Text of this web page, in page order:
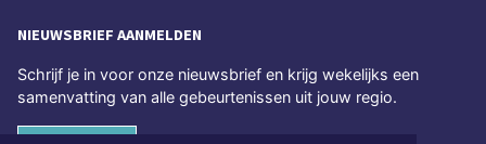
NIEUWSBRIEF AANMELDEN
Schrijf je in voor onze nieuwsbrief en krijg wekelijks een
samenvatting van alle gebeurtenissen uit jouw regio.